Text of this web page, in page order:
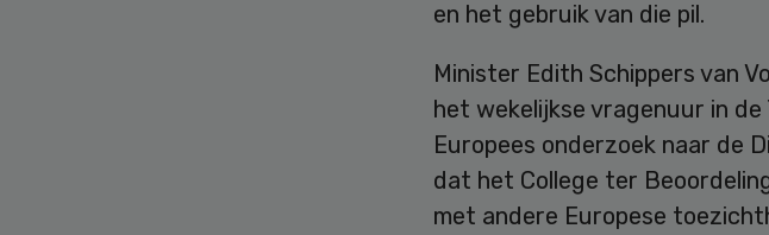
en het gebruik van die pil.
Minister Edith Schippers van
het wekelijkse vragenuur in
Europees onderzoek naar de
dat het College ter
met andere Europese